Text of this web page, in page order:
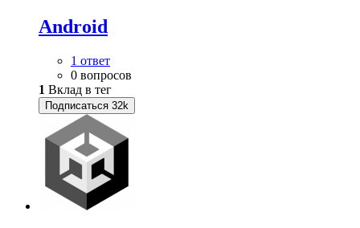
Android
1 ответ
0 вопросов
1 Вклад в тег
Подписаться 32k